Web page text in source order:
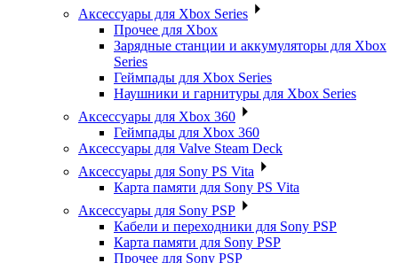
Аксессуары для Xbox Series
Прочее для Xbox
Зарядные станции и аккумуляторы для Xbox
Series
Геймпады для Xbox Series
Наушники и гарнитуры для Xbox Series
Аксессуары для Xbox 360
Геймпады для Xbox 360
Аксессуары для Valve Steam Deck
Аксессуары для Sony PS Vita
Карта памяти для Sony PS Vita
Аксессуары для Sony PSP
Кабели и переходники для Sony PSP
Карта памяти для Sony PSP
Прочее для Sony PSP